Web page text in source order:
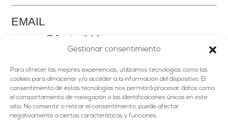
Gestionar consentimiento
Para ofrecer las mejores experiencias, utilizamos tecnologías como las
cookies para almacenar y/o acceder a la información del dispositivo. El
consentimiento de estas tecnologías nos permitirá procesar datos como
el comportamiento de navegación o las identificaciones únicas en este
sitio. No consentir o retirar el consentimiento, puede afectar
negativamente a ciertas características y funciones.
EMAIL
somos@factor360.es
HOME